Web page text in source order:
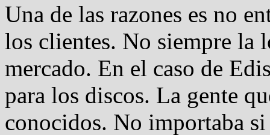
Una de las razones es no
los clientes. No siempre la
mercado. En el caso de
para los discos. La gente
conocidos. No importaba